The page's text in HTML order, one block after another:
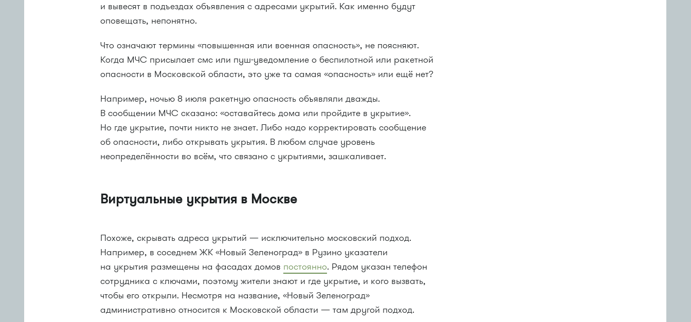
и вывесят в подъездах объявления с адресами укрытий. Как именно будут
оповещать, непонятно.
Что означают термины «повышенная или военная опасность», не поясняют.
Когда МЧС присылает смс или пуш-уведомление о беспилотной или ракетной
опасности в Московской области, это уже та самая «опасность» или ещё нет?
Например, ночью 8 июля ракетную опасность объявляли дважды.
В сообщении МЧС сказано: «оставайтесь дома или пройдите в укрытие».
Но где укрытие, почти никто не знает. Либо надо корректировать сообщение
об опасности, либо открывать укрытия. В любом случае уровень
неопределённости во всём, что связано с укрытиями, зашкаливает.
Виртуальные укрытия в Москве
Похоже, скрывать адреса укрытий — исключительно московский подход.
Например, в соседнем ЖК «Новый Зеленоград» в Рузино указатели
на укрытия размещены на фасадах домов постоянно. Рядом указан телефон
сотрудника с ключами, поэтому жители знают и где укрытие, и кого вызвать,
чтобы его открыли. Несмотря на название, «Новый Зеленоград»
административно относится к Московской области — там другой подход.